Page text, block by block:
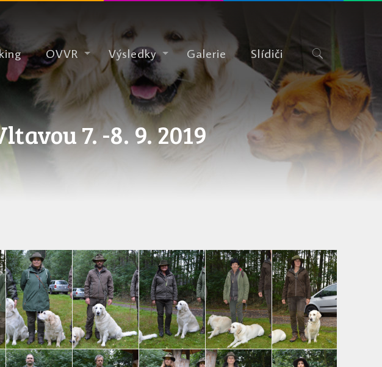
OVVR Výsledky Galerie Slídiči
7. -8. 9. 2019